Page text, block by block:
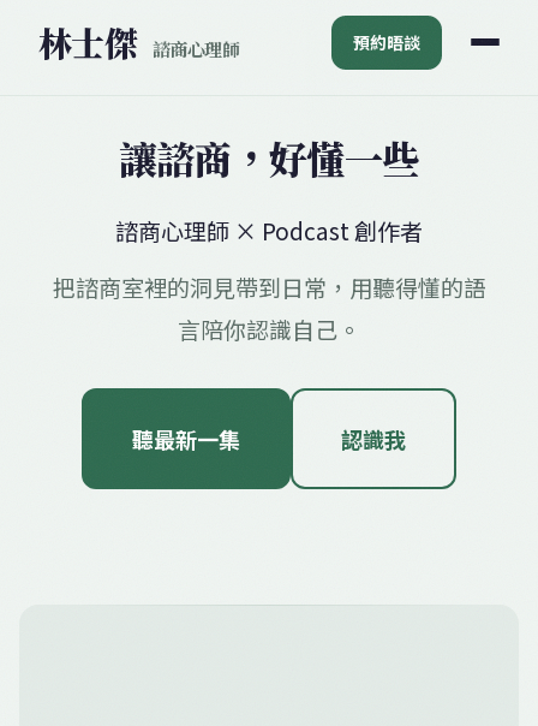
林士傑 諮商心理師 預約晤談
讓諮商， 好懂一些
諮商心理師 × Podcast 創作者
把諮商室裡的洞見帶到日常，用聽得懂的語
言陪你認識自己。
聽最新一集 認識我